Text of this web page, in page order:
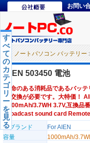
お問い
ノートパソコン バッテリー
す
べ
て
の
カ
テ
ゴ
リ
ー
を
見
る
AIEN 503450 電池
寿命のある消耗品であるバッ
ー交換が必要です。大特価！
1000mAh/3.7WH 3.7V,互換品
broadcast sound card
のブランド
For AIEN
容量
1000mAh/